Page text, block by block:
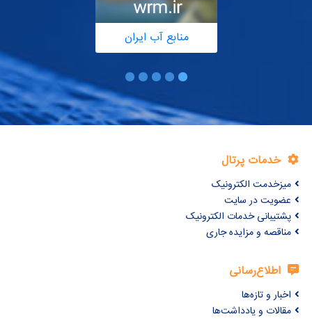
منابع آب ایران
خدمات پرتال
میزخدمت الکترونیک
عضویت در سایت
پشتیبانی خدمات الکترونیک
مناقصه و مزایده جاری
اطلاع‌رسانی
اخبار و تازه‌ها
مقالات و یادداشت‌ها